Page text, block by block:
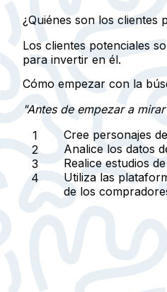
¿Quiénes son los clientes
Los clientes potenciales
para invertir en él.
Cómo empezar con la
"Antes de empezar a
Cree personajes
Analice los datos
Realice estudios
Utiliza las
de los